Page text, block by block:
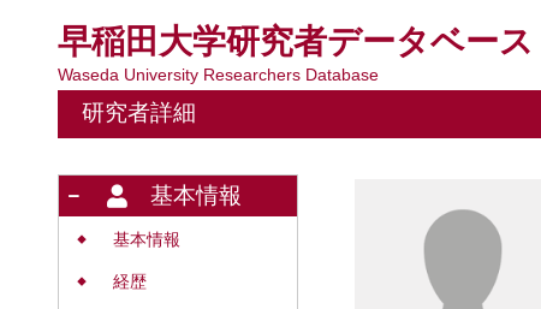
早稲田大学研究者データベース
Waseda University Researchers Database
研究者詳細
基本情報
◆ 基本情報
◆ 経歴